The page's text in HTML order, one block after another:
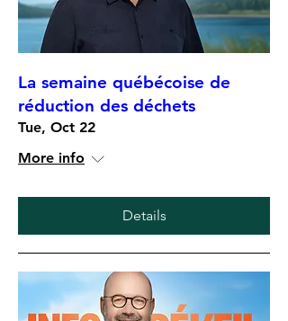
La semaine québécoise de
réduction des déchets
Tue, Oct 22
More info
Details